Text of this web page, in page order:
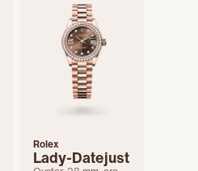
Rolex
Lady-Datejust